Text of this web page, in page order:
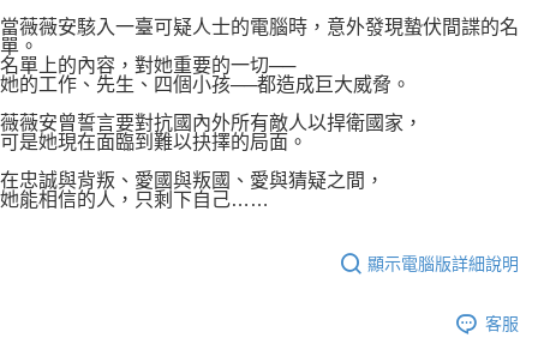
當薇薇安駭入一臺可疑人士的電腦時，意外發現蟄伏間諜的名
單。
名單上的內容，對她重要的一切──
她的工作、先生、四個小孩──都造成巨大威脅。
薇薇安曾誓言要對抗國內外所有敵人以捍衛國家，
可是她現在面臨到難以抉擇的局面。
在忠誠與背叛、愛國與叛國、愛與猜疑之間，
她能相信的人，只剩下自己……
顯示電腦版詳細說明
客服